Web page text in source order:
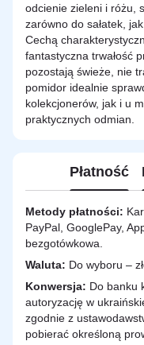
odcienie zieleni i różu,
zarówno do sałatek,
Cechą
fantastyczna trwałość
pozostają świeże, nie
pomidor idealnie
kolekcjonerów, jak i u
praktycznych odmian.
Płatność
Metody płatności:
PayPal, GooglePay,
bezgotówkowa.
Waluta: Do wyboru –
Konwersja: Do banku
autoryzację w
zgodnie z
pobierać określoną